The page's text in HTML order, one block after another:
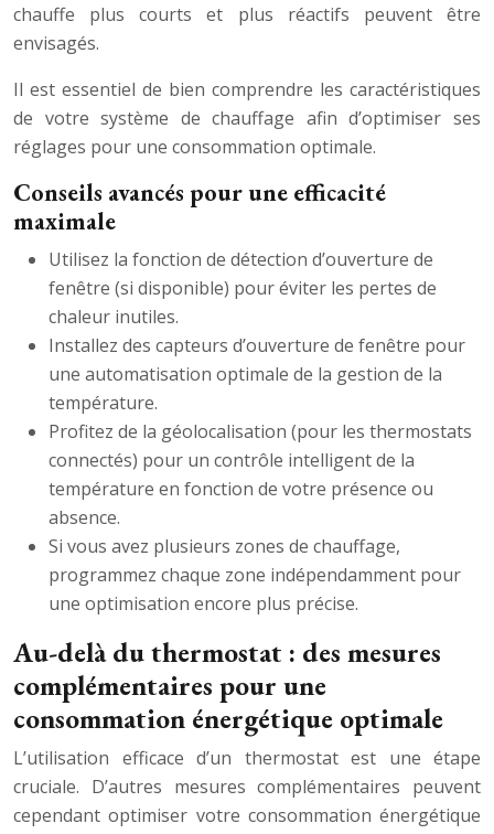
chauffe plus courts et plus réactifs peuvent être
envisagés.
Il est essentiel de bien comprendre les caractéristiques
de votre système de chauffage afin d’optimiser ses
réglages pour une consommation optimale.
Conseils avancés pour une efficacité
maximale
Utilisez la fonction de détection d’ouverture de
fenêtre (si disponible) pour éviter les pertes de
chaleur inutiles.
Installez des capteurs d’ouverture de fenêtre pour
une automatisation optimale de la gestion de la
température.
Profitez de la géolocalisation (pour les thermostats
connectés) pour un contrôle intelligent de la
température en fonction de votre présence ou
absence.
Si vous avez plusieurs zones de chauffage,
programmez chaque zone indépendamment pour
une optimisation encore plus précise.
Au-delà du thermostat : des mesures
complémentaires pour une
consommation énergétique optimale
L’utilisation efficace d’un thermostat est une étape
cruciale. D’autres mesures complémentaires peuvent
cependant optimiser votre consommation énergétique